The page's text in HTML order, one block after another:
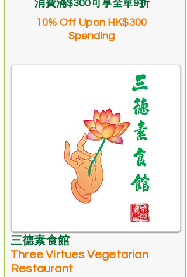
消費滿$300可享全單9折
10% Off Upon HK$300
Spending
三德素食館
Three Virtues Vegetarian
Restaurant